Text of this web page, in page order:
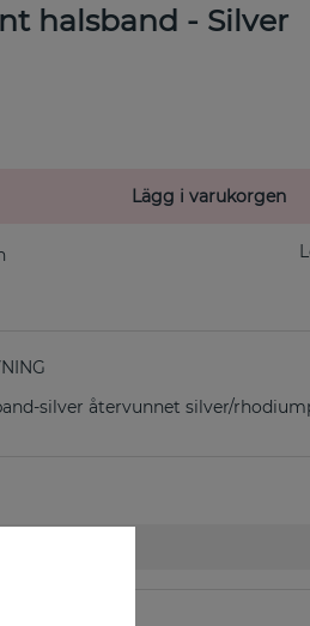
halsband - Silver
Lägg i varukorgen
silver återvunnet silver/